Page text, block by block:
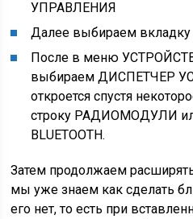
УПРАВЛЕНИЯ
Далее выбираем
После в меню
выбираем ДИСПЕТЧЕР
откроется спустя
строку РАДИОМОДУЛИ
BLUETOOTH.
Затем продолжаем
мы уже знаем как сделать
его нет, то есть при